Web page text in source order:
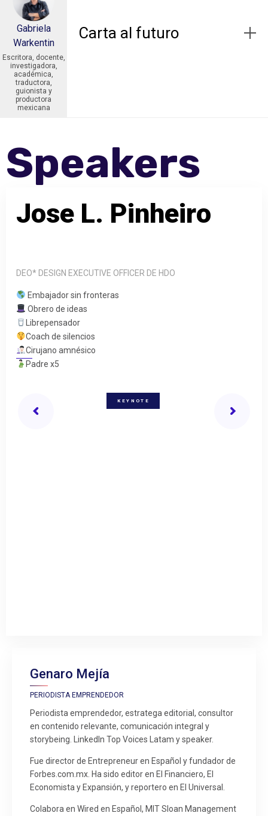
Gabriela
Warkentin
Escritora, docente,
investigadora,
académica,
traductora,
guionista y
productora
mexicana
Carta al futuro
Speakers
KEYNOTE
Jose L. Pinheiro
Embajador sin fronteras
Obrero de ideas
Librepensador
Coach de silencios
Cirujano amnésico
Padre x5
DEO* DESIGN EXECUTIVE OFFICER DE HDO
Genaro Mejía
PERIODISTA EMPRENDEDOR
Periodista emprendedor, estratega editorial, consultor
en contenido relevante, comunicación integral y
storybeing. LinkedIn Top Voices Latam y speaker.
Fue director de Entrepreneur en Español y fundador de
Forbes.com.mx. Ha sido editor en El Financiero, El
Economista y Expansión, y reportero en El Universal.
Colabora en Wired en Español, MIT Sloan Management